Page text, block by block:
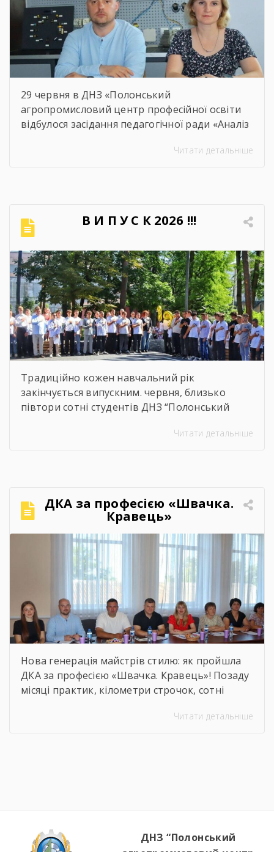
29 червня в ДНЗ «Полонський
агропромисловий центр професійної освіти
відбулося засідання педагогічної ради «Аналіз
рік». Метою проведення засідання було
навчальних досягнень студентів,
ефективність роботи педагогічного
колективу, стан виховної та методичної
роботи. Дякуємо всім […]
Читати детальніше
В И П У С К 2026 !!!
Традиційно кожен навчальний рік
закінчується випускним. червня, близько
півтори сотні студентів ДНЗ “Полонський
одержали дипломи кваліфікованих
привітання та міцні обійми найрідніших. Для
вас, дорогі випускники, закінчився черговий
етап. А далі […]
Читати детальніше
ДКА за професією «Швачка.
Кравець»
Нова генерація майстрів стилю: як пройшла
ДКА за професією «Швачка. Кравець»! Позаду
місяці практик, кілометри строчок, сотні
примірками. 22 червня відбулася
мислення та вміння працювати з
Читати детальніше
ДНЗ “Полонський